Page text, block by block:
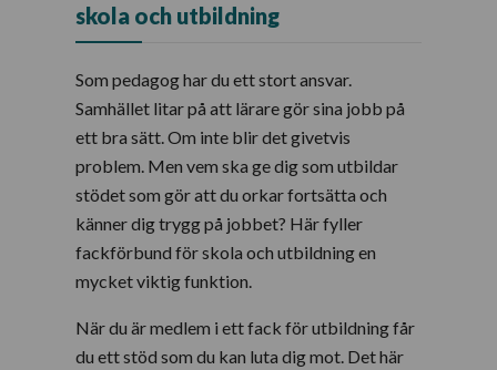
skola och utbildning
Som pedagog har du ett stort ansvar.
Samhället litar på att lärare gör sina jobb på
ett bra sätt. Om inte blir det givetvis
problem. Men vem ska ge dig som utbildar
stödet som gör att du orkar fortsätta och
känner dig trygg på jobbet? Här fyller
fackförbund för skola och utbildning en
mycket viktig funktion.
När du är medlem i ett fack för utbildning får
du ett stöd som du kan luta dig mot. Det här